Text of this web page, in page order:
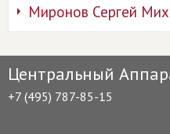
Миронов Сергей
Центральный
+7 (495) 787-85-15